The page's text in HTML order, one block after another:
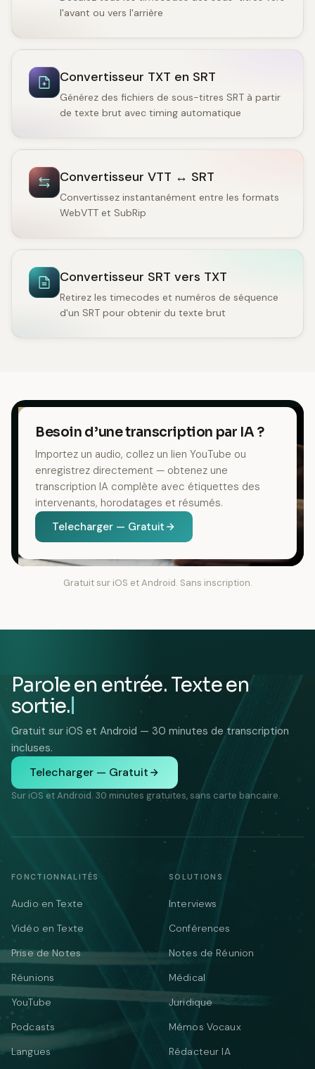
l'avant ou vers l'arrière
Convertisseur TXT en SRT
Générez des fichiers de sous-titres SRT à partir
de texte brut avec timing automatique
Convertisseur VTT ↔ SRT
Convertissez instantanément entre les formats
WebVTT et SubRip
Convertisseur SRT vers TXT
Retirez les timecodes et numéros de séquence
d'un SRT pour obtenir du texte brut
Besoin d’une transcription par IA ?
Importez un audio, collez un lien YouTube ou
enregistrez directement — obtenez une
transcription IA complète avec étiquettes des
intervenants, horodatages et résumés.
Telecharger — Gratuit
Gratuit sur iOS et Android. Sans inscription.
Parole en entrée. Texte en
sortie.
Gratuit sur iOS et Android — 30 minutes de transcription
incluses.
Telecharger — Gratuit
Sur iOS et Android. 30 minutes gratuites, sans carte bancaire.
FONCTIONNALITÉS
Audio en Texte
Vidéo en Texte
Prise de Notes
Réunions
YouTube
Podcasts
Langues
SOLUTIONS
Interviews
Conférences
Notes de Réunion
Médical
Juridique
Mémos Vocaux
Rédacteur IA